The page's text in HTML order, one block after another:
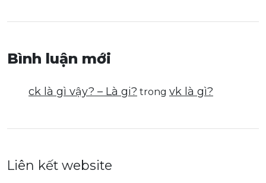
Bình luận mới
ck là gì vậy? – Là gi? trong vk là gì?
Liên kết website